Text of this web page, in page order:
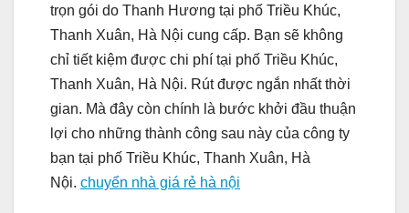
trọn gói do Thanh Hương tại phố Triều Khúc,
Thanh Xuân, Hà Nội cung cấp. Bạn sẽ không
chỉ tiết kiệm được chi phí tại phố Triều Khúc,
Thanh Xuân, Hà Nội. Rút được ngắn nhất thời
gian. Mà đây còn chính là bước khởi đầu thuận
lợi cho những thành công sau này của công ty
bạn tại phố Triều Khúc, Thanh Xuân, Hà
Nội. chuyển nhà giá rẻ hà nội